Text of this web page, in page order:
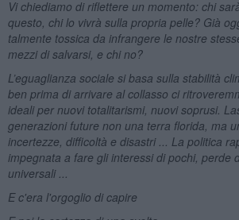
Vi chiediamo di riflettere un momento: chi
questo, chi lo vivrà sulla propria pelle? Già
talmente tossica da infrangere le nostre
mezzi di salvarsi, e chi no?
L’eguaglianza sociale si basa sulla stabilità
ben prima di arrivare al collasso ci
ideali per nuovi totalitarismi, nuovi soprusi.
generazioni future non una terra florida, ma
incertezze, difficoltà e disastri ... La politica
impegnata a fare gli interessi di pochi, perde
universali ...
E c'era l'orgoglio di capire